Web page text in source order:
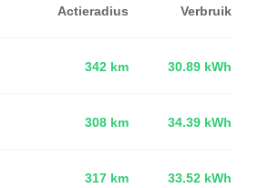
Actieradius Verbruik
342 km 30.89 kWh
308 km 34.39 kWh
317 km 33.52 kWh